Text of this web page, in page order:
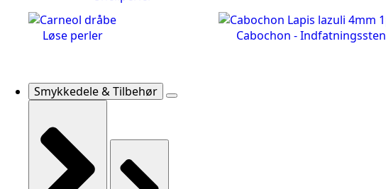
Løse perler
Cabochon - Indfatningssten
Smykkedele & Tilbehør